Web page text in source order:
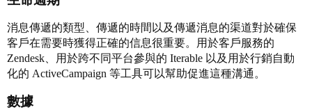
消息傳遞的類型、傳遞的時間以及傳遞消息的渠道對於確保
客戶在需要時獲得正確的信息很重要。用於客戶服務的
Zendesk、用於跨不同平台參與的 Iterable 以及用於行銷自動
化的 ActiveCampaign 等工具可以幫助促進這種溝通。
數據